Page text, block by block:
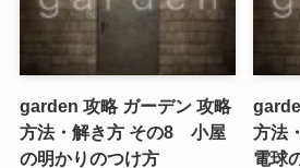
garden 攻略 ガーデン 攻略
方法・解き方 その8 小屋
の明かりのつけ方
方法
電球